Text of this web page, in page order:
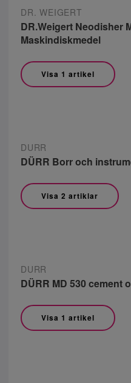
DR. WEIGERT
DR.Weigert Neodisher
Maskindiskmedel
Visa 1 artikel
DURR
DÜRR Borr och
Visa 2 artiklar
DURR
DÜRR MD 530 cement
Visa 1 artikel